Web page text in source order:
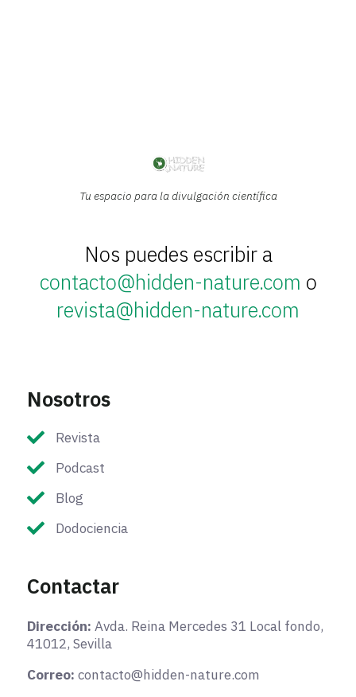
Tu espacio para la divulgación científica
Nos puedes escribir a
contacto@hidden-nature.com o
revista@hidden-nature.com
Nosotros
Revista
Podcast
Blog
Dodociencia
Contactar
Dirección: Avda. Reina Mercedes 31 Local fondo,
41012, Sevilla
Correo: contacto@hidden-nature.com